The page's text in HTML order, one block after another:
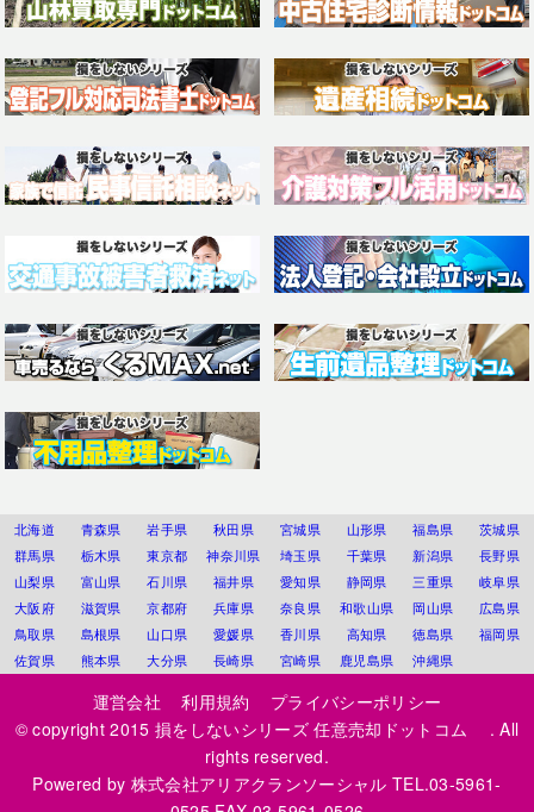
北海道 青森県 岩手県 秋田県 宮城県 山形県 福島県
茨城県
群馬県
栃木県 東京都 神奈川県 埼玉県 千葉県 新潟県
長野県
山梨県
富山県 石川県 福井県 愛知県 静岡県 三重県
岐阜県
大阪府
滋賀県 京都府 兵庫県 奈良県 和歌山県 岡山県
広島県
鳥取県
島根県 山口県 愛媛県 香川県 高知県 徳島県
福岡県
佐賀県
熊本県 大分県 長崎県 宮崎県 鹿児島県 沖縄県
運営会社 利用規約
プライバシーポリシー
© copyright 2015損をしないシリーズ 任意売却ドットコム
. All
rights reserved.
Powered by 株式会社アリアクランソーシャル TEL.03-5961-